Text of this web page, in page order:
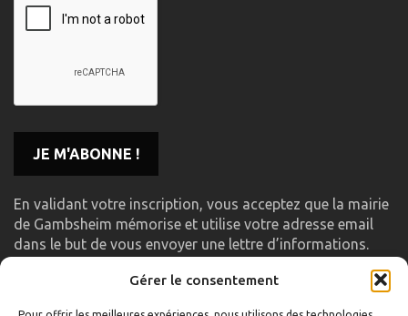
Gérer le consentement
En validant votre inscription, vous acceptez que la mairie
de Gambsheim mémorise et utilise votre adresse email
dans le but de vous envoyer une lettre d’informations.
LIENS UTILES